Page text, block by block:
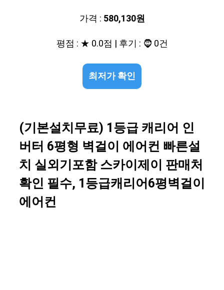
가격 : 580,130원
평점 : ★ 0.0점 | 후기 : 🧔 0건
최저가 확인
(기본설치무료) 1등급 캐리어 인
버터 6평형 벽걸이 에어컨 빠른설
치 실외기포함 스카이제이 판매처
확인 필수, 1등급캐리어6평벽걸이
에어컨